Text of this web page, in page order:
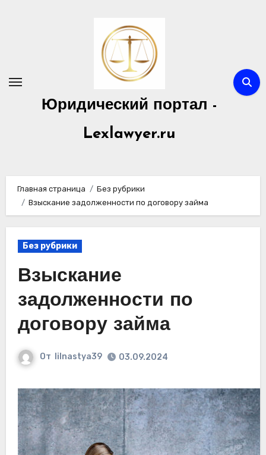
Юридический портал -
Lexlawyer.ru
Главная страница
Без рубрики
Взыскание задолженности по договору займа
Без рубрики
Взыскание
задолженности по
договору займа
От lilnastya39 03.09.2024